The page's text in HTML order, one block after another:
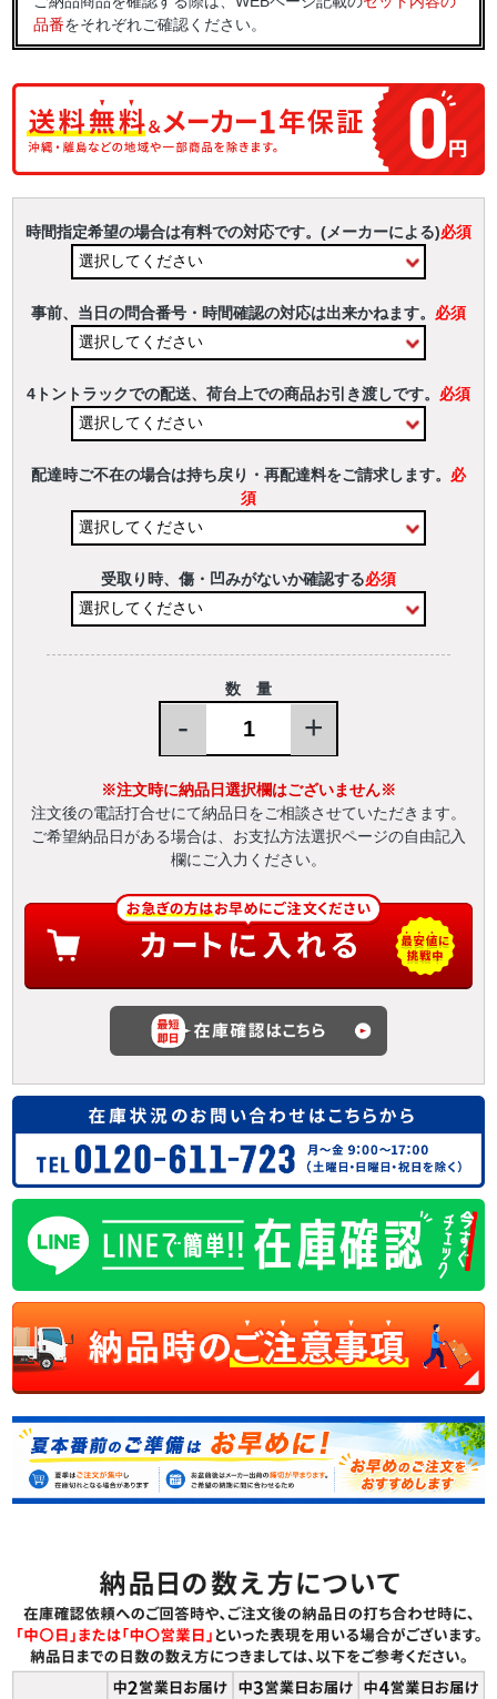
品番をそれぞれご確認ください。
時間指定希望の場合は有料での対応です。(メーカーによる)必須
事前、当日の問合番号・時間確認の対応は出来かねます。 必須
4トントラックでの配送、荷台上での商品お引き渡しです。 必須
配達時ご不在の場合は持ち戻り・再配達料をご請求します。 必
須
受取り時、傷・凹みがないか確認する必須
数 量
- +
※注文時に納品日選択欄はございません※
注文後の電話打合せにて納品日をご相談させていただきます。
ご希望納品日がある場合は、お支払方法選択ページの自由記入
欄にご入力ください。